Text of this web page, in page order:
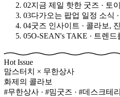
02지금 제일 핫한 굿즈 · 토
03다가오는 팝업 일정 소식
04굿즈 인사이트 · 콜라보,
05O-SEAN's TAKE · 트렌드
Hot Issue
맘스터치 × 무한상사
화제의 콜라보
#무한상사 · #밈굿즈 · #데스크테